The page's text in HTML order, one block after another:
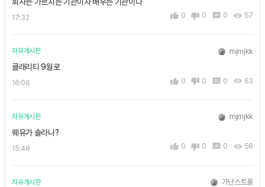
17:32 0 0 0 57
자유게시판 mjmjkk
클래리티 9월로
16:06 0 0 0 63
자유게시판 mjmjkk
웨유가 솔라나?
15:48 0 0 0 56
자유게시판 가난스트롱